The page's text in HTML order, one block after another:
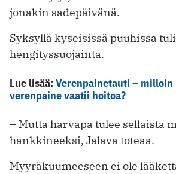
jonakin sadepäivänä.
Syksyllä kyseisissä puuhissa
hengityssuojainta.
Lue lisää:Verenpainetauti – milloin
verenpaine vaatii hoitoa?
– Mutta harvapa tulee sellaista
hankkineeksi, Jalava toteaa.
Myyräkuumeeseen ei ole